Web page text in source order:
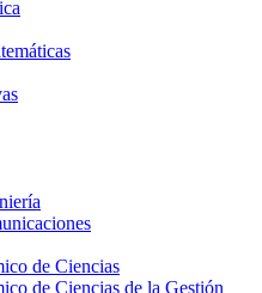
de Ciencias
de Ciencias de la Gestión